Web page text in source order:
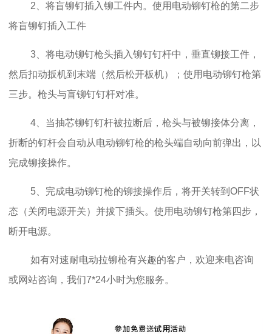
2、将盲铆钉插入铆工件内。使用电动铆钉枪的第二步
将盲铆钉插入工件
3、将电动铆钉枪头插入铆钉钉杆中，垂直铆接工件，
然后扣动扳机到末端（然后松开板机）；使用电动铆钉枪第
三步。枪头与盲铆钉钉杆对准。
4、当抽芯铆钉钉杆被拉断后，枪头与被铆接体分离，
折断的钉杆会自动从电动铆钉枪的枪头端自动向前弹出，以
完成铆接操作。
5、完成电动铆钉枪的铆接操作后，将开关转到OFF状
态（关闭电源开关）并拔下插头。使用电动铆钉枪第四步，
断开电源。
如有对速耐电动拉铆枪有兴趣的客户，欢迎来电咨询
或网站咨询，我们7*24小时为您服务。